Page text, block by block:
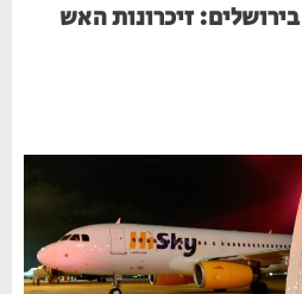
23 שנים לטבח בקו 2 בירושלים: זיכרונות האש